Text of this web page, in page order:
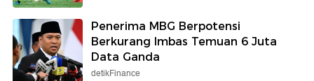
Penerima MBG Berpotensi
Berkurang Imbas Temuan 6 Juta
Data Ganda
detikFinance